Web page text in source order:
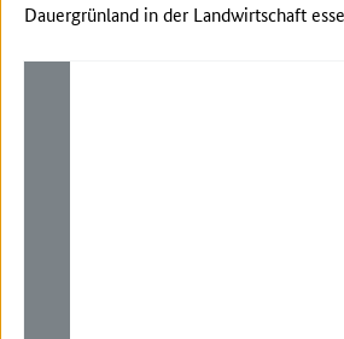
Dauergrünland in der Landwirtschaft